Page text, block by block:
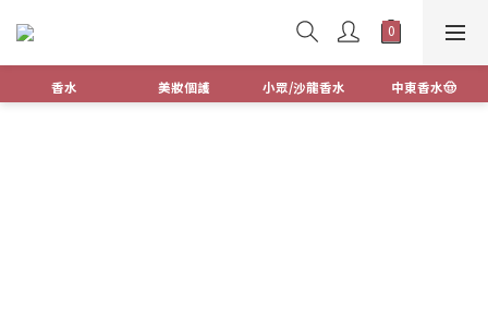
香水 美妝個護 小眾/沙龍香水 中東香水🤠